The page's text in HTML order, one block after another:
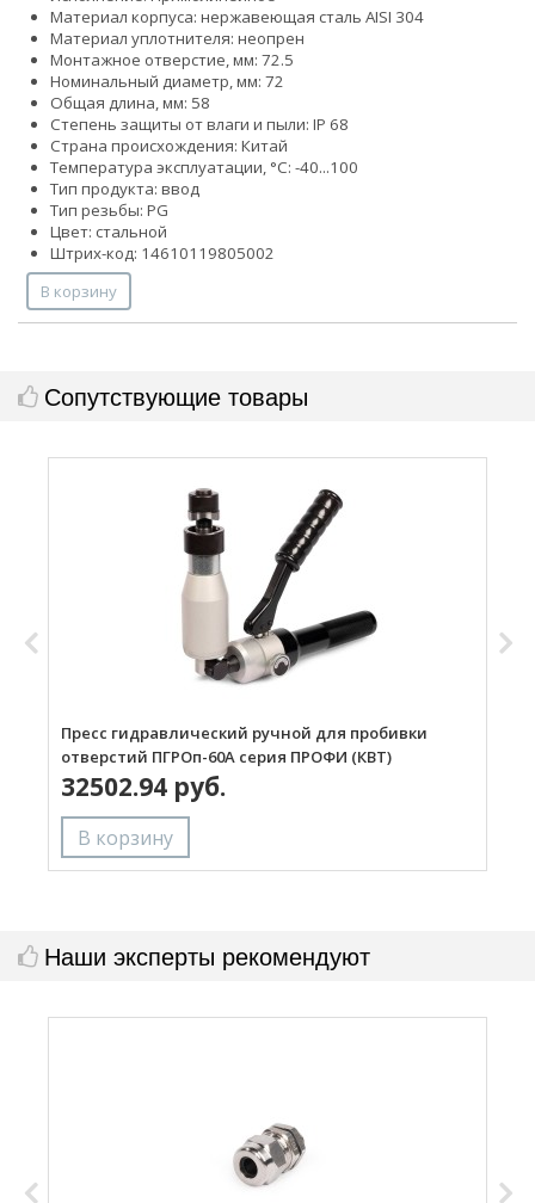
Материал корпуса: нержавеющая сталь AISI 304
Материал уплотнителя: неопрен
Монтажное отверстие, мм: 72.5
Номинальный диаметр, мм: 72
Общая длина, мм: 58
Степень защиты от влаги и пыли: IP 68
Страна происхождения: Китай
Температура эксплуатации, °С: -40...100
Тип продукта: ввод
Тип резьбы: PG
Цвет: стальной
Штрих-код: 14610119805002
В корзину
Сопутствующие товары
Пресс гидравлический ручной для пробивки
отверстий ПГРОп-60А серия ПРОФИ (КВТ)
32502.94 руб.
Наши эксперты рекомендуют